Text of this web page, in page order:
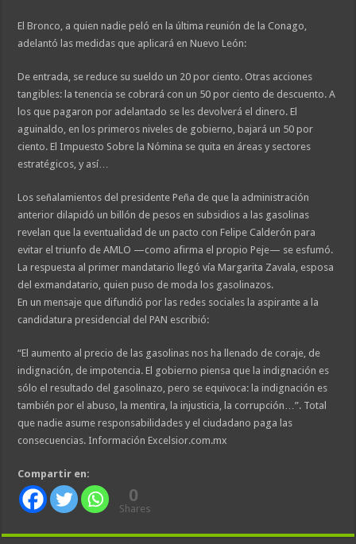
El Bronco, a quien nadie peló en la última reunión de la Conago,
adelantó las medidas que aplicará en Nuevo León:
De entrada, se reduce su sueldo un 20 por ciento. Otras acciones
tangibles: la tenencia se cobrará con un 50 por ciento de descuento. A
los que pagaron por adelantado se les devolverá el dinero. El
aguinaldo, en los primeros niveles de gobierno, bajará un 50 por
ciento. El Impuesto Sobre la Nómina se quita en áreas y sectores
estratégicos, y así…
Los señalamientos del presidente Peña de que la administración
anterior dilapidó un billón de pesos en subsidios a las gasolinas
revelan que la eventualidad de un pacto con Felipe Calderón para
evitar el triunfo de AMLO —como afirma el propio Peje— se esfumó.
La respuesta al primer mandatario llegó vía Margarita Zavala, esposa
del exmandatario, quien puso de moda los gasolinazos.
En un mensaje que difundió por las redes sociales la aspirante a la
candidatura presidencial del PAN escribió:
“El aumento al precio de las gasolinas nos ha llenado de coraje, de
indignación, de impotencia. El gobierno piensa que la indignación es
sólo el resultado del gasolinazo, pero se equivoca: la indignación es
también por el abuso, la mentira, la injusticia, la corrupción…”. Total
que nadie asume responsabilidades y el ciudadano paga las
consecuencias. Información Excelsior.com.mx
Compartir en:
0
Shares